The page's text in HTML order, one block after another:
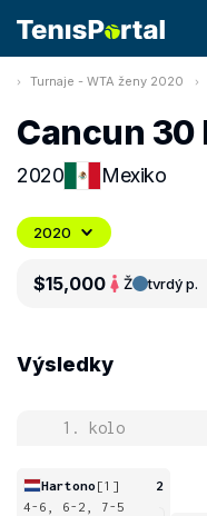
Turnaje - WTA ženy 2020
Cancun 30
2020 Mexiko
2020
$15,000 Ž tvrdý p.
Výsledky
1. kolo
Hartono [1]
2
4-6, 6-2, 7-5